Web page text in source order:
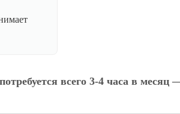
всего 3-4 часа в